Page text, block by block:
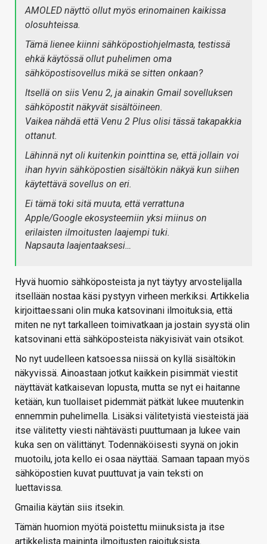
AMOLED näyttö ollut myös erinomainen kaikissa
olosuhteissa.
Tämä lienee kiinni sähköpostiohjelmasta, testissä
ehkä käytössä ollut puhelimen oma
sähköpostisovellus mikä se sitten onkaan?
Itsellä on siis Venu 2, ja ainakin Gmail sovelluksen
sähköpostit näkyvät sisältöineen.
Vaikea nähdä että Venu 2 Plus olisi tässä takapakkia
ottanut.
Lähinnä nyt oli kuitenkin pointtina se, että jollain voi
ihan hyvin sähköpostien sisältökin näkyä kun siihen
käytettävä sovellus on eri.
Ei tämä toki sitä muuta, että verrattuna
Apple/Google ekosysteemiin yksi miinus on
erilaisten ilmoitusten laajempi tuki.
Napsauta laajentaaksesi…
Hyvä huomio sähköposteista ja nyt täytyy arvostelijalla
itsellään nostaa käsi pystyyn virheen merkiksi. Artikkelia
kirjoittaessani olin muka katsovinani ilmoituksia, että
miten ne nyt tarkalleen toimivatkaan ja jostain syystä olin
katsovinani että sähköposteista näkyisivät vain otsikot.
No nyt uudelleen katsoessa niissä on kyllä sisältökin
näkyvissä. Ainoastaan jotkut kaikkein pisimmät viestit
näyttävät katkaisevan lopusta, mutta se nyt ei haitanne
ketään, kun tuollaiset pidemmät pätkät lukee muutenkin
ennemmin puhelimella. Lisäksi välitetyistä viesteistä jää
itse välitetty viesti nähtävästi puuttumaan ja lukee vain
kuka sen on välittänyt. Todennäköisesti syynä on jokin
muotoilu, jota kello ei osaa näyttää. Samaan tapaan myös
sähköpostien kuvat puuttuvat ja vain teksti on
luettavissa.
Gmailia käytän siis itsekin.
Tämän huomion myötä poistettu miinuksista ja itse
artikkelista maininta ilmoitusten rajoituksista.